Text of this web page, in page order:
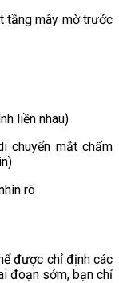
tầng mây mờ trước
liền nhau)
chuyển mắt chấm
rõ
được chỉ định các
đoạn sớm, bạn chỉ